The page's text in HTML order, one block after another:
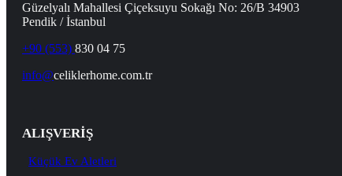
Güzelyalı Mahallesi Çiçeksuyu Sokağı No: 26/B 34903
Pendik / İstanbul
+90 (553) 830 04 75
info@celiklerhome.com.tr
ALIŞVERİŞ
Küçük Ev Aletleri